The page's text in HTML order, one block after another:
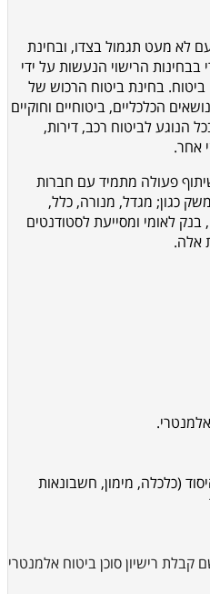
לא מעט תגמול בצדו, ובחינת
בבחינות הרישוי הנעשות על ידי
ביטוח. בחינת ביטוח הרכוש של
הכלכליים, ביטוחיים וחוקיים
הנוגע לביטוח רכב, דירות,
אחר.
פעולה מתמיד עם חברות
כגון; מגדל, מנורה, כלל,
לאומי ומסייעת לסטודנטים
אלה.
אלמנטרי.
(כלכלה, מימון, חשבונאות
רישיון סוכן ביטוח אלמנטרי